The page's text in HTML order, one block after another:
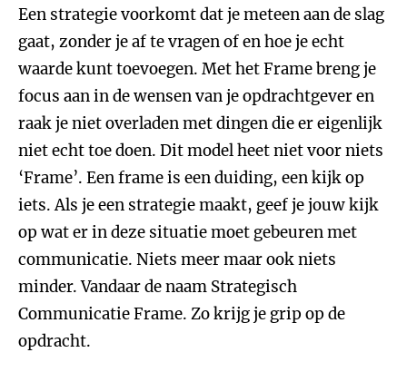
Een strategie voorkomt dat je meteen aan de slag
gaat, zonder je af te vragen of en hoe je echt
waarde kunt toevoegen. Met het Frame breng je
focus aan in de wensen van je opdrachtgever en
raak je niet overladen met dingen die er eigenlijk
niet echt toe doen. Dit model heet niet voor niets
‘Frame’. Een frame is een duiding, een kijk op
iets. Als je een strategie maakt, geef je jouw kijk
op wat er in deze situatie moet gebeuren met
communicatie. Niets meer maar ook niets
minder. Vandaar de naam Strategisch
Communicatie Frame. Zo krijg je grip op de
opdracht.